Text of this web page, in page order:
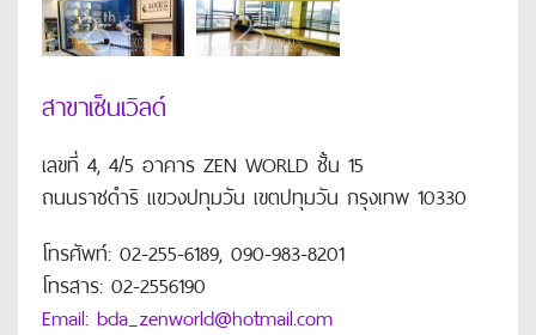
สาขาเซ็นเวิลด์
เลขที่ 4, 4/5 อาคาร ZEN WORLD ชั้น 15
ถนนราชดำริ แขวงปทุมวัน เขตปทุมวัน กรุงเทพ 10330
โทรศัพท์: 02-255-6189, 090-983-8201
โทรสาร: 02-2556190
Email: bda_zenworld@hotmail.com